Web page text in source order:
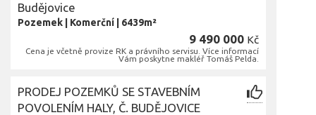
Budějovice
Pozemek Komerční 6439m²
9 490 000 Kč
Cena je včetně provize RK a právního servisu. Více informací
Vám poskytne makléř Tomáš Pelda.
PRODEJ POZEMKŮ SE STAVEBNÍM
POVOLENÍM HALY, Č. BUDĚJOVICE